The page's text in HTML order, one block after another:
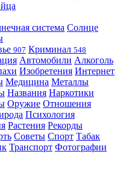
система Солнце
907 Криминал 548
Автомобили Алкоголь
Изобретения Интернет
Медицина Металлы
Названия Наркотики
Оружие Отношения
Психология
Растения Рекорды
Советы Спорт Табак
Транспорт Фотографии